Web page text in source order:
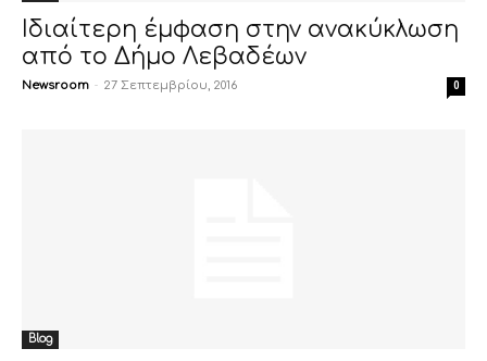
Ιδιαίτερη έμφαση στην ανακύκλωση
από το Δήμο Λεβαδέων
Newsroom - 27 Σεπτεμβρίου, 2016 0
Blog